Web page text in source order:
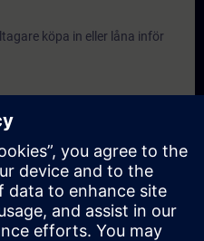
köpa in eller låna inför